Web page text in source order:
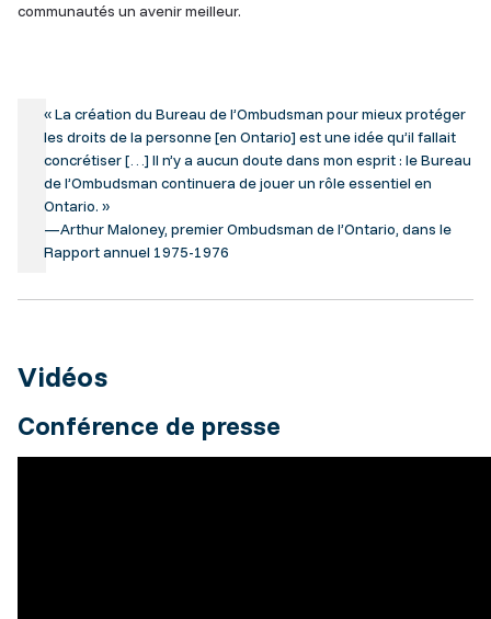
communautés un avenir meilleur.
« La création du Bureau de l’Ombudsman pour mieux protéger
les droits de la personne [en Ontario] est une idée qu’il fallait
concrétiser […] Il n’y a aucun doute dans mon esprit : le Bureau
de l’Ombudsman continuera de jouer un rôle essentiel en
Ontario. »
—Arthur Maloney, premier Ombudsman de l’Ontario, dans le
Rapport annuel 1975-1976
Vidéos
Conférence de presse